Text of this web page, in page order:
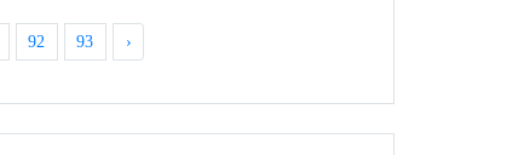
92 93 ›